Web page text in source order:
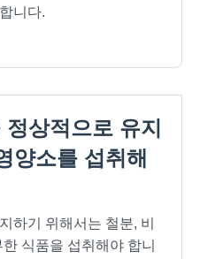
니다.
상적으로 유지
양소를 섭취해
하기 위해서는 철분, 비
식품을 섭취해야 합니